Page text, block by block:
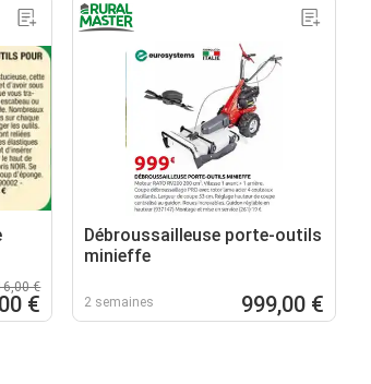
€
€
Débroussailleuse porte-outils
minieffe
2 semaines 999,00 €